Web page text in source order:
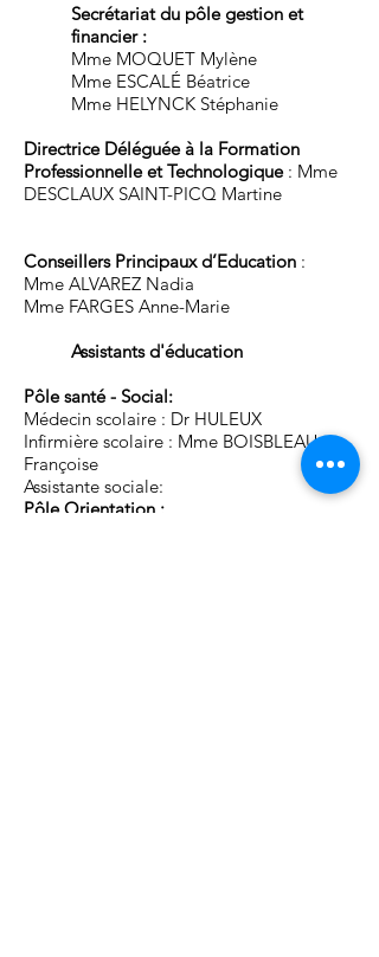
Secrétariat du pôle gestion et
financier :
Mme MOQUET Mylène
Mme ESCALÉ Béatrice
Mme HELYNCK Stéphanie
Directrice Déléguée à la Formation
Professionnelle et Technologique : Mme
DESCLAUX SAINT-PICQ Martine
Conseillers Principaux d’Education :
Mme ALVAREZ Nadia
Mme FARGES Anne-Marie
Assistants d'éducation
Pôle santé - Social:
Médecin scolaire : Dr HULEUX
Infirmière scolaire : Mme BOISBLEAU
Françoise
Assistante sociale:
Pôle Orientation :